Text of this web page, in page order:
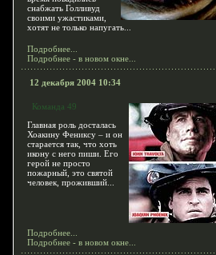
снабжать Голливуд
своими ужастиками,
хотят не только напугать...
Подробнее...
Подробнее - в новом окне...
12 декабря 2004 10:34
Команда 49
Главная роль досталась
Хоакину Фениксу – и он
старается так, что хоть
икону с него пиши. Его
герой не просто
пожарный, это святой
человек, проживший...
Подробнее...
Подробнее - в новом окне...